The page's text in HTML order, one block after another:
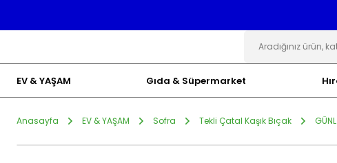
EV & YAŞAM Gıda & Süpermarket
Anasayfa EV & YAŞAM Sofra Tekli Çatal Kaşık Bıçak